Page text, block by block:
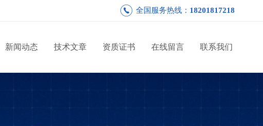
全国服务热线： 18201817218
新闻动态 技术文章 资质证书 在线留言 联系我们